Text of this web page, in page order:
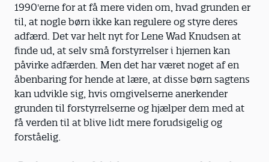
1990'erne for at få mere viden om, hvad grunden er
til, at nogle børn ikke kan regulere og styre deres
adfærd. Det var helt nyt for Lene Wad Knudsen at
finde ud, at selv små forstyrrelser i hjernen kan
påvirke adfærden. Men det har været noget af en
åbenbaring for hende at lære, at disse børn sagtens
kan udvikle sig, hvis omgivelserne anerkender
grunden til forstyrrelserne og hjælper dem med at
få verden til at blive lidt mere forudsigelig og
forståelig.